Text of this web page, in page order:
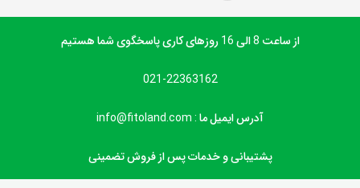
از ساعت 8 الی 16 روزهای کاری پاسخگوی شما هستیم
021-22363162
آدرس ایمیل ما : info@fitoland.com
پشتیبانی و خدمات پس از فروش تضمینی